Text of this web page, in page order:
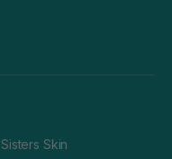
Sisters Skin